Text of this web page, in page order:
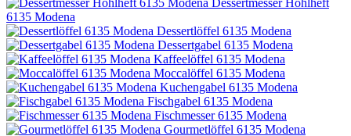
6135 Modena
Dessertlöffel 6135 Modena
Dessertgabel 6135 Modena
Kaffeelöffel 6135 Modena
Moccalöffel 6135 Modena
Kuchengabel 6135 Modena
Fischgabel 6135 Modena
Fischmesser 6135 Modena
Gourmetlöffel 6135 Modena